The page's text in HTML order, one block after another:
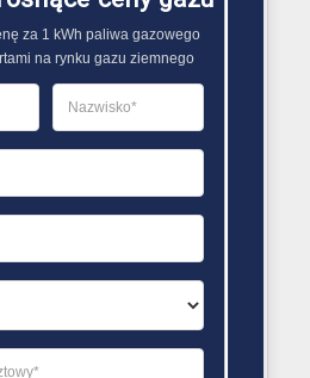
OFERT GAZU
za 1 kWh paliwa gazowego
na rynku gazu ziemnego